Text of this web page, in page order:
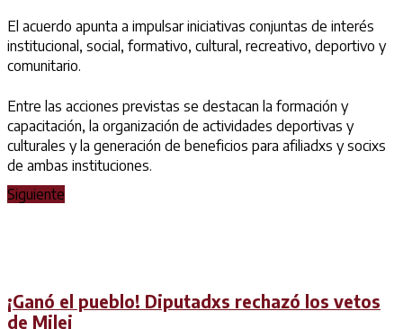
El acuerdo apunta a impulsar iniciativas conjuntas de interés
institucional, social, formativo, cultural, recreativo, deportivo y
comunitario.
Entre las acciones previstas se destacan la formación y
capacitación, la organización de actividades deportivas y
culturales y la generación de beneficios para afiliadxs y socixs
de ambas instituciones.
Siguiente
¡Ganó el pueblo! Diputadxs rechazó los vetos
de Milei